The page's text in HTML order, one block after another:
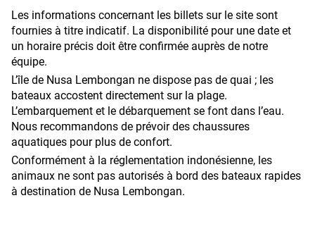
Les informations concernant les billets sur le site sont
fournies à titre indicatif. La disponibilité pour une date et
un horaire précis doit être confirmée auprès de notre
équipe.
L’île de Nusa Lembongan ne dispose pas de quai ; les
bateaux accostent directement sur la plage.
L’embarquement et le débarquement se font dans l’eau.
Nous recommandons de prévoir des chaussures
aquatiques pour plus de confort.
Conformément à la réglementation indonésienne, les
animaux ne sont pas autorisés à bord des bateaux rapides
à destination de Nusa Lembongan.